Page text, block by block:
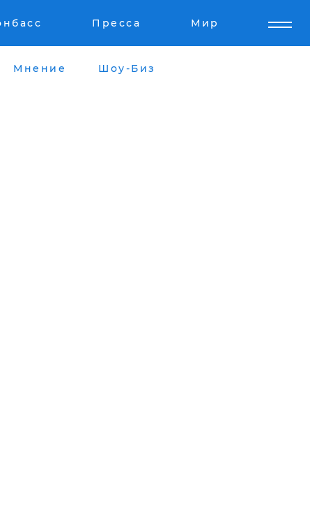
Пресса Мир
Мнение Шоу-Биз